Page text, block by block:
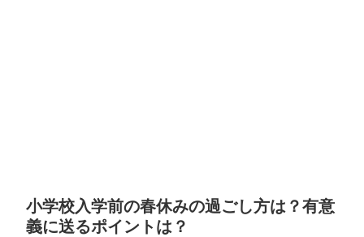
小学校入学前の春休みの過ごし方は？有意
義に送るポイントは？